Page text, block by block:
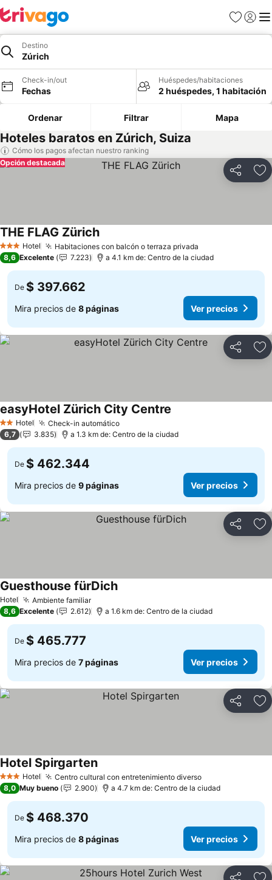
Favoritos
Iniciar
Destino
Zúrich
Check-in/out
Fechas
Huéspedes/habitaciones
2 huéspedes, 1 habitación
Ordenar Filtrar Mapa
Hoteles baratos en Zúrich, Suiza
Cómo los pagos afectan nuestro ranking
Compartir
Opción destacada
3 Estrellas
Hotel Habitaciones con balcón o terraza privada
THE FLAG ZürichVer precios
8,6 Excelente 7.223 a 4.1 km de: Centro de la ciudad
De $ 397.662
Mira precios de 8 páginas Ver precios
Compartir
2 Estrellas
Hotel Check-in automáticoVer precios
easyHotel Zürich City Centre
6,7 3.835 a 1.3 km de: Centro de la ciudad
De $ 462.344
Mira precios de 9 páginas Ver precios
Compartir
Hotel Ambiente familiarVer precios
Guesthouse fürDichVer precios
8,6 Excelente 2.612 a 1.6 km de: Centro de la ciudad
De $ 465.777
Mira precios de 7 páginas Ver precios
Compartir
3 Estrellas
Hotel Centro cultural con entretenimiento diversoVer precios
Hotel SpirgartenVer precios
8,0 Muy bueno 2.900 a 4.7 km de: Centro de la ciudad
De $ 468.370
Mira precios de 8 páginas Ver precios